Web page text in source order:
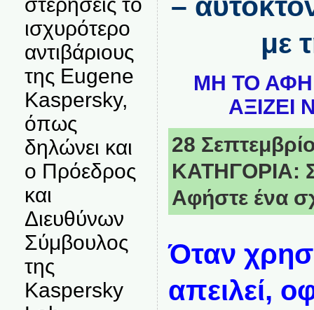
ισχυρότερο
αντιβάριους
της Eugene
Kaspersky,
όπως
δηλώνει και
ο Πρόεδρος
και
Διευθύνων
Σύμβουλος
της
Kaspersky
με
ΜΗ ΤΟ
ΑΞΙΖΕΙ
28
ΚΑΤΗΓΟΡΙΑ:
Αφήστε ένα
Όταν
απειλεί,